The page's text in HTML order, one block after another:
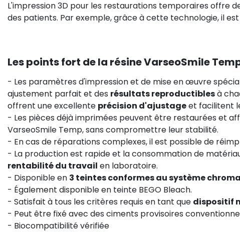
L'impression 3D pour les restaurations temporaires offre
des patients. Par exemple, grâce à cette technologie, il
Les points fort de la résine VarseoSmile
- Les paramètres d'impression et de mise en œuvre
ajustement parfait et des résultats reproductiblesà
offrent une excellente précision d'ajustageet facilitent
- Les pièces déjà imprimées peuvent être restaurées et
VarseoSmile Temp, sans compromettre leur stabilité.
- En cas de réparations complexes, il est possible de
- La production est rapide et la consommation de
rentabilité du travail en laboratoire.
- Disponible en 3 teintes conformes au système
- Également disponible en teinte BEGO Bleach.
- Satisfait à tous les critères requis en tant que dispositif
- Peut être fixé avec des ciments provisoires
- Biocompatibilité vérifiée